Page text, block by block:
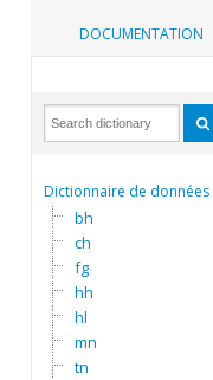
DOCUMENTATION
Dictionnaire de données
bh
ch
fg
hh
hl
mn
tn